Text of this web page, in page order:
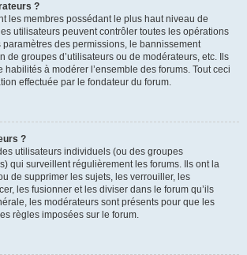
?
les membres possédant le plus haut niveau de
utilisateurs peuvent contrôler toutes les opérations
des permissions, le bannissement
de groupes d’utilisateurs ou de modérateurs, etc. Ils
à modérer l’ensemble des forums. Tout ceci
effectuée par le fondateur du forum.
?
utilisateurs individuels (ou des groupes
qui surveillent régulièrement les forums. Ils ont la
de supprimer les sujets, les verrouiller, les
les fusionner et les diviser dans le forum qu’ils
les modérateurs sont présents pour que les
règles imposées sur le forum.